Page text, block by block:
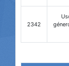
2342